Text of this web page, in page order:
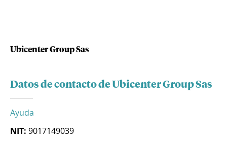
Ubicenter Group Sas
Datos de contacto de Ubicenter Group Sas
Ayuda
NIT: 9017149039